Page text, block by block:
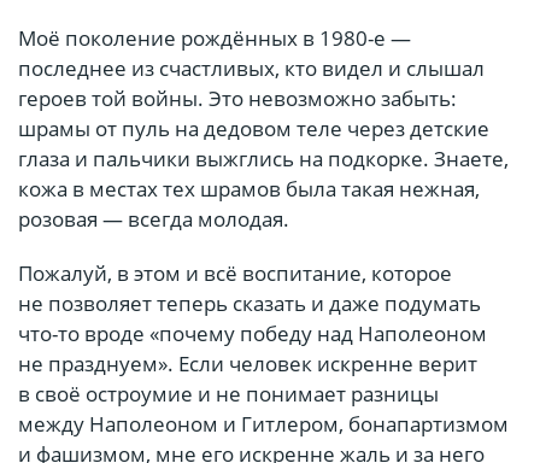
Моё поколение рождённых в 1980-е —
последнее из счастливых, кто видел и слышал
героев той войны. Это невозможно забыть:
шрамы от пуль на дедовом теле через детские
глаза и пальчики выжглись на подкорке. Знаете,
кожа в местах тех шрамов была такая нежная,
розовая — всегда молодая.
Пожалуй, в этом и всё воспитание, которое
не позволяет теперь сказать и даже подумать
что-то вроде «почему победу над Наполеоном
не празднуем». Если человек искренне верит
в своё остроумие и не понимает разницы
между Наполеоном и Гитлером, бонапартизмом
и фашизмом, мне его искренне жаль и за него